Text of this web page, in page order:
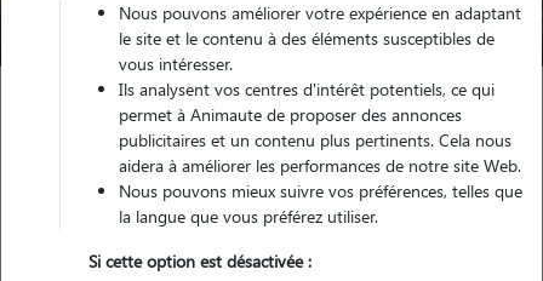
Compte pet sitter qui n'existe plus
Petsitter inactif
Nous pouvons améliorer votre expérience en adaptant
le site et le contenu à des éléments susceptibles de
vous intéresser.
Ils analysent vos centres d'intérêt potentiels, ce qui
permet à Animaute de proposer des annonces
publicitaires et un contenu plus pertinents. Cela nous
aidera à améliorer les performances de notre site Web.
Nous pouvons mieux suivre vos préférences, telles que
la langue que vous préférez utiliser.
Si cette option est désactivée :